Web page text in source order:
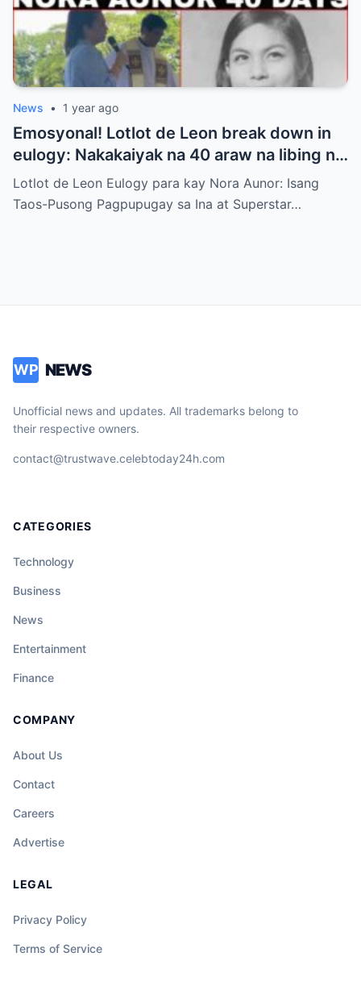
News • 1 year ago
Emosyonal! Lotlot de Leon break down in
eulogy: Nakakaiyak na 40 araw na libing ni
“Superstar” Nora Aunor
Lotlot de Leon Eulogy para kay Nora Aunor: Isang
Taos-Pusong Pagpupugay sa Ina at Superstar…
WP NEWS
Unofficial news and updates. All trademarks belong to
their respective owners.
contact@trustwave.celebtoday24h.com
CATEGORIES
Technology
Business
News
Entertainment
Finance
COMPANY
About Us
Contact
Careers
Advertise
LEGAL
Privacy Policy
Terms of Service